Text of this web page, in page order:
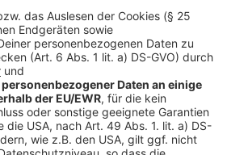
NDIX in Münster nur der
starten im Industriegebiet
Bereich des Hafens
im Frühjahr 2020 soll dort mit
begonnen werden. Rund eine